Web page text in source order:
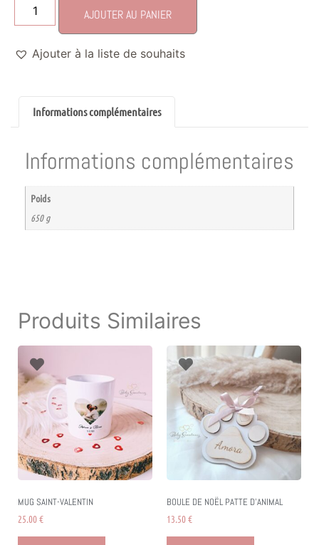
AJOUTER AU PANIER
Ajouter à la liste de souhaits
Informations complémentaires
Informations complémentaires
Poids
650 g
Produits Similaires
MUG SAINT-VALENTIN
25.00€
BOULE DE NOËL PATTE D’ANIMAL
13.50€